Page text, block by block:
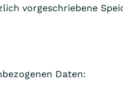
vorgeschriebene
Daten: